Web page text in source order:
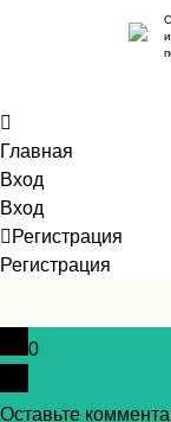
Главная
Вход
Вход
Регистрация
Регистрация
0
Оставьте